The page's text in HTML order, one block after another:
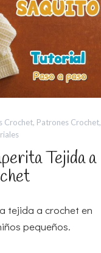
Crochet, Patrones Crochet,
Tejida a
tejida a crochet en
pequeños.